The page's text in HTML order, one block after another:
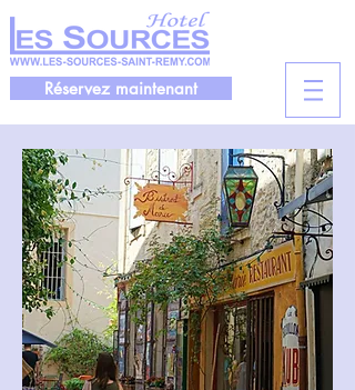
Réservez maintenant